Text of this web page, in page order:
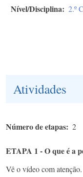
Nível/Disciplina 2.º
Atividades
Número de etapas 2
ETAPA 1 - O que é a
Vê o vídeo com atenção.